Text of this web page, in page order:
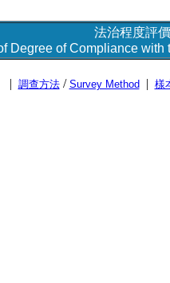
法治程度評
Degree of Compliance
| 調查方法/ Survey Method| 樣